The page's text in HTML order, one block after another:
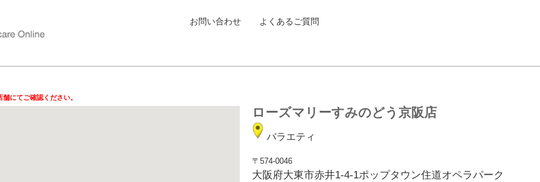
お問い合わせ よくあるご質問
にてご確認ください。
ローズマリーすみのどう京阪店
バラエティ
〒574-0046
大阪府大東市赤井1-4-1ポップタウン住道オペラパーク